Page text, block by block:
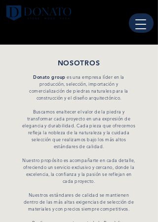
NOSOTROS
Donato group es una empresa líder en la
producción, selección, importación y
comercialización de piedras naturales para la
construcción y el diseño arquitectónico.
Buscamos enaltecer el valor de la piedra y
transformar cada proyecto en una expresión de
elegancia y durabilidad. Cada pieza que ofrecemos
refleja la nobleza de la naturaleza y la cuidada
selección que realizamos bajo los más altos
estándares de calidad.
Nuestro propósito es acompañarte en cada detalle,
ofreciendo un servicio exclusivo y cercano, donde la
excelencia, la confianza y la pasión se reflejan en
cada proyecto.
Nuestros estándares de calidad se mantienen
dentro de las más altas exigencias de selección de
materiales y con precios siempre competitivos.